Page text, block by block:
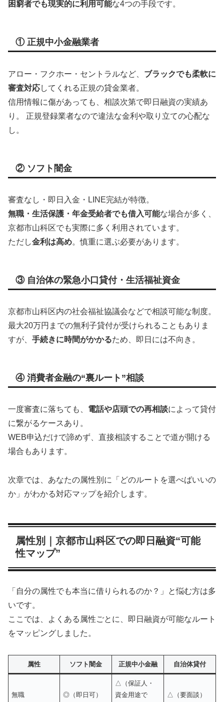
困窮者でも現実的に利用可能な4つの手段です。
① 正規中小金融業者
アロー・フクホー・セントラルなど、 ブラックでも柔軟に
審査対応してくれる正規の貸金業者。
信用情報に傷があっても、相談次第で即日融資の実績あ
り。 正規登録業者なので違法な金利や取り立ての心配な
し。
② ソフト闇金
審査なし・即日入金・LINE完結が特徴。
無職・生活保護・年金受給者でも借入可能な場合が多く、
京都市山科区でも実際に多く利用されています。
ただし金利は高め。慎重に選ぶ必要があります。
③ 自治体の緊急小口貸付・生活福祉資金
京都市山科区内の社会福祉協議会などで相談可能な制度。
最大20万円までの無利子貸付が受けられることもありま
すが、 手続きに時間がかかるため、即日には不向き。
④ 消費者金融の“裏ルート”相談
一度審査に落ちても、 電話や店頭での再相談によって貸付
に繋がるケースあり。
WEB申込だけで諦めず、直接相談することで道が開ける
場合もあります。
次章では、あなたの属性別に「どのルートを選べばいいの
か」がわかる対応マップを紹介します。
属性別｜京都市山科区での即日融資“可能
性マップ”
「自分の属性でも本当に借りられるのか？」と悩む方は多
いです。
ここでは、よくある属性ごとに、即日融資が可能なルート
をマッピングしました。
属性 ソフト闇金 正規中小金融 自治体貸付
無職 ◎（即日可）
△（保証人・
資金用途で
△（要面談）